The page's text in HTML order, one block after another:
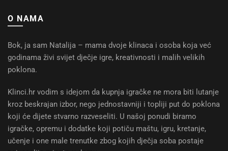
O NAMA
Bok, ja sam Natalija – mama dvoje klinaca i osoba koja već
godinama živi svijet dječje igre, kreativnosti i malih velikih
poklona.
Klinci.hr vodim s idejom da kupnja igračke ne mora biti lutanje
kroz beskrajan izbor, nego jednostavniji i topliji put do poklona
koji će dijete stvarno razveseliti. U našoj ponudi biramo
igračke, opremu i dodatke koji potiču maštu, igru, kretanje,
učenje i one male trenutke zbog kojih dječja soba postaje